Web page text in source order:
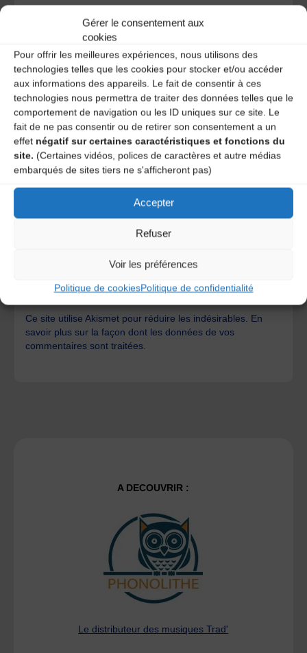
Gérer le consentement aux
cookies
Pour offrir les meilleures expériences, nous utilisons des
technologies telles que les cookies pour stocker et/ou accéder
aux informations des appareils. Le fait de consentir à ces
technologies nous permettra de traiter des données telles que le
comportement de navigation ou les ID uniques sur ce site. Le
fait de ne pas consentir ou de retirer son consentement a un
effet négatif sur certaines caractéristiques et fonctions du
site. (Certaines vidéos, polices de caractères et autre médias
embarqués de sites tiers ne s'afficheront pas)
Accepter
Refuser
Voir les préférences
Politique de cookiesPolitique de confidentialité
obligatoires sont indiqués avec*
time I post a comment.
Ce site utilise Akismet pour réduire les indésirables. En
savoir plus sur la façon dont les données de vos
commentaires sont traitées.
A DECOUVRIR :
Le distributeur des musiques Trad'